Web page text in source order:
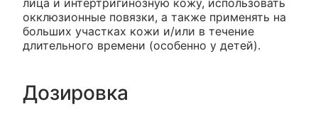
лица и интертригинозную кожу, использовать
окклюзионные повязки, а также применять на
больших участках кожи и/или в течение
длительного времени (особенно у детей).
Дозировка